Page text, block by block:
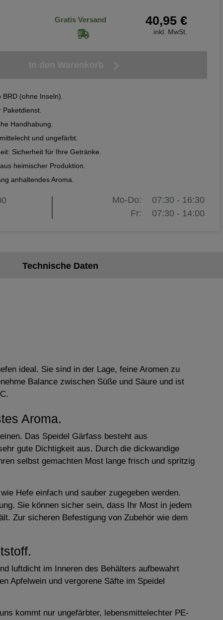
Gratis Versand 40,95 €
inkl. MwSt.
(ohne Inseln).
Handhabung.
und ungefärbt.
Sicherheit für Ihre Getränke.
heimischer Produktion.
anhaltendes Aroma.
Mo-Do:
07:30 - 16:30
Fr:
07:30 - 14:00
Technische Daten
ideal. Sie sind in der Lage, feine Aromen zu
Balance zwischen Süße und Säure und ist
Aroma.
Das Speidel Gärfass besteht aus
gute Dichtigkeit aus. Durch die dickwandige
selbst gemachten Most lange frisch und spritzig
Hefe einfach und sauber zugegeben werden.
Sie können sicher sein, dass Ihr Most in jedem
Zur sicheren Befestigung von Zubehör wie dem
luftdicht im Inneren des Behälters aufbewahrt
Apfelwein und vergorene Säfte im Speidel
kommt nur ungefärbter, lebensmittelechter PE-